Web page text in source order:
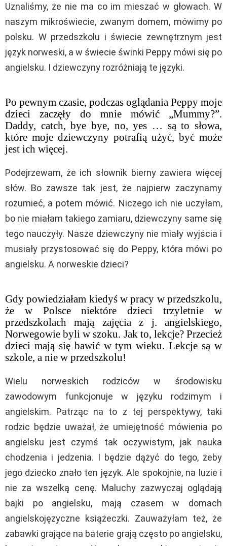
Uznaliśmy, że nie ma co im mieszać w głowach. W
naszym mikroświecie, zwanym domem, mówimy po
polsku. W przedszkolu i świecie zewnętrznym jest
język norweski, a w świecie świnki Peppy mówi się po
angielsku. I dziewczyny rozróżniają te języki.
Po pewnym czasie, podczas oglądania Peppy moje
dzieci zaczęły do mnie mówić „Mummy?”.
Daddy, catch, bye bye, no, yes … są to słowa,
które moje dziewczyny potrafią użyć, być może
jest ich więcej.
Podejrzewam, że ich słownik bierny zawiera więcej
słów. Bo zawsze tak jest, że najpierw zaczynamy
rozumieć, a potem mówić. Niczego ich nie uczyłam,
bo nie miałam takiego zamiaru, dziewczyny same się
tego nauczyły. Nasze dziewczyny nie miały wyjścia i
musiały przystosować się do Peppy, która mówi po
angielsku. A norweskie dzieci?
Gdy powiedziałam kiedyś w pracy w przedszkolu,
że w Polsce niektóre dzieci trzyletnie w
przedszkolach mają zajęcia z j. angielskiego,
Norwegowie byli w szoku. Jak to, lekcje? Przecież
dzieci mają się bawić w tym wieku. Lekcje są w
szkole, a nie w przedszkolu!
Wielu norweskich rodziców w środowisku
zawodowym funkcjonuje w języku rodzimym i
angielskim. Patrząc na to z tej perspektywy, taki
rodzic będzie uważał, że umiejętność mówienia po
angielsku jest czymś tak oczywistym, jak nauka
chodzenia i jedzenia. I będzie dążyć do tego, żeby
jego dziecko znało ten język. Ale spokojnie, na luzie i
nie za wszelką cenę. Maluchy zazwyczaj oglądają
bajki po angielsku, mają czasem w domach
angielskojęzyczne książeczki. Zauważyłam też, że
zabawki grające na baterie grają często po angielsku,